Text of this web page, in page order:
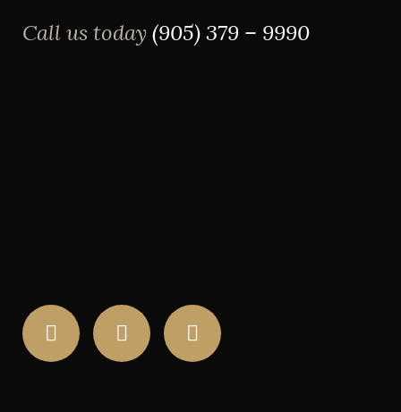
Call us today(905) 379 – 9990